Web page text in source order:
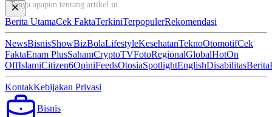
Tanya apapun tentang artikel ini...
Berita UtamaCek FaktaTerkiniTerpopulerRekomendasi
NewsBisnisShowBizBolaLifestyleKesehatanTeknoOtomotifCek
FaktaEnam PlusSahamCryptoTVFotoRegionalGlobalHotOn
OffIslamiCitizen6OpiniFeedsOtosiaSpotlightEnglishDisabilitasBerita
KontakKebijakan Privasi
Bisnis